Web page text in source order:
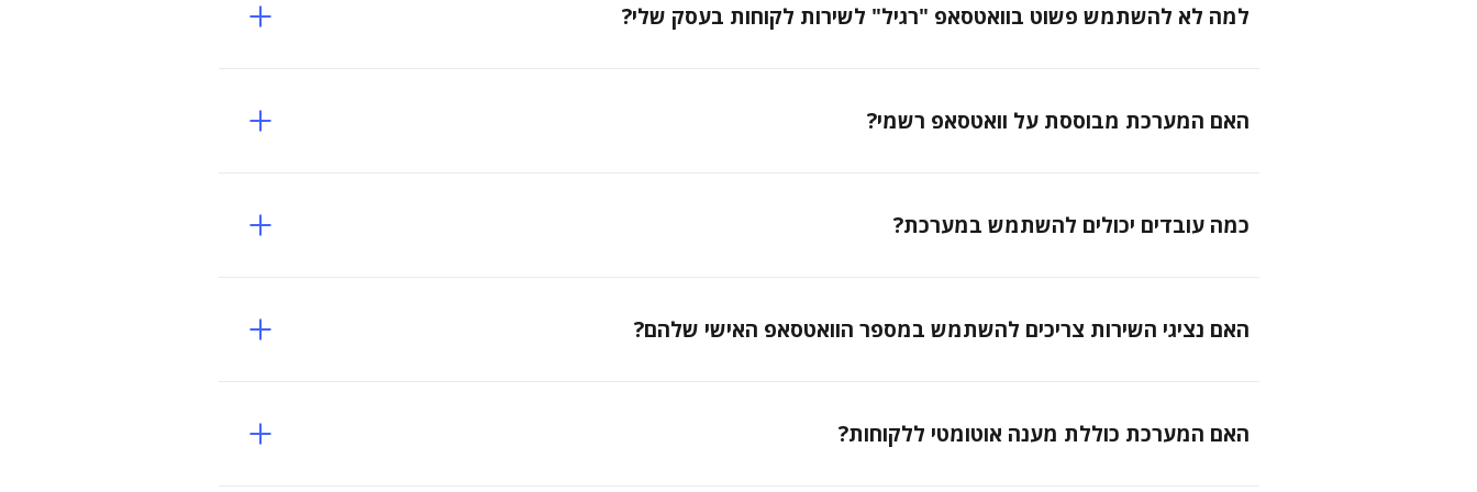
למה לא להשתמש פשוט בוואטסאפ "רגיל" לשירות לקוחות בעסק שלי?
האם המערכת מבוססת על וואטסאפ רשמי?
כמה עובדים יכולים להשתמש במערכת?
האם נציגי השירות צריכים להשתמש במספר הוואטסאפ האישי שלהם?
האם המערכת כוללת מענה אוטומטי ללקוחות?